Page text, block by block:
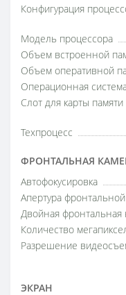
Конфигурация
Модель процессора
Объем встроенной
Объем оперативной
Операционная
Слот для карты памяти
Техпроцесс
ФРОНТАЛЬНАЯ
Автофокусировка
Апертура
Двойная фронтальная
Количество
Разрешение
ЭКРАН